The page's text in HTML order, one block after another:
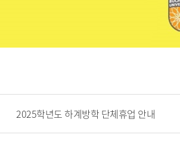
2025학년도 하계방학 단체휴업 안내